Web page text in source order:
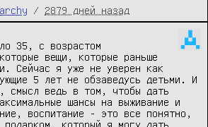
/ 2879 дней назад
35, с возрастом
вещи, которые раньше
Сейчас я уже не уверен как
5 лет не обзаведусь детьми. И
смысл ведь в том, чтобы дать
шансы на выживание и
воспитание - это все понятно,
который я могу дать